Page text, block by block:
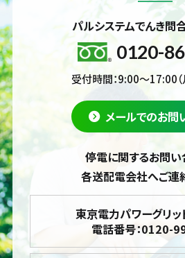
パルシステムでんき問
0120-
受付時間：9:00～17:00（
メールでのお問
停電に関するお問
各送配電会社へご連
東京電力パワーグリ
電話番号：0120-